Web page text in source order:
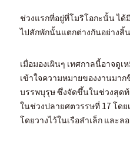
ช่วงแรกที่อยู่ที่โมริโอกะนั้น ไ
ไปสักพักนั้นแตกต่างกันอย่างสิ้
เมื่อมองเผินๆ เทศกาลนี้อาจดูเ
เข้าใจความหมายของงานมา
บรรพบุรุษ ซึ่งจัดขึ้นในช่วงสุด
ในช่วงปลายศตวรรษที่ 17 โด
โดยวางไว้ในเรือลำเล็ก และ